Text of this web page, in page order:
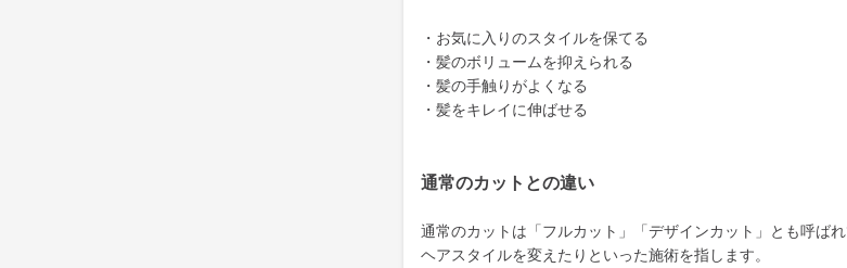
・お気に入りのスタイルを保てる
・髪のボリュームを抑えられる
・髪の手触りがよくなる
・髪をキレイに伸ばせる
通常のカットとの違い
通常のカットは「フルカット」「デザインカット」とも呼ばれ
ヘアスタイルを変えたりといった施術を指します。